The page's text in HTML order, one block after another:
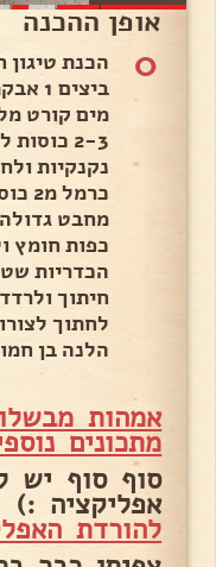
אופן ההכנה
0
מים קורט
2-3
נקנקיות
כפות חומץ
הכדריות
חיתוך
לחתוך
הלנה בן
אמהות
מתכונים
סוף סוף יש
אפליקציה :)
להורדת